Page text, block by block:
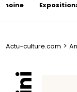
Actu-culture.com >